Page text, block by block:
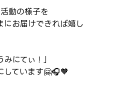
動の様子を
お届けできれば嬉し
にてぃ！」
しています🤗🎧️🧡